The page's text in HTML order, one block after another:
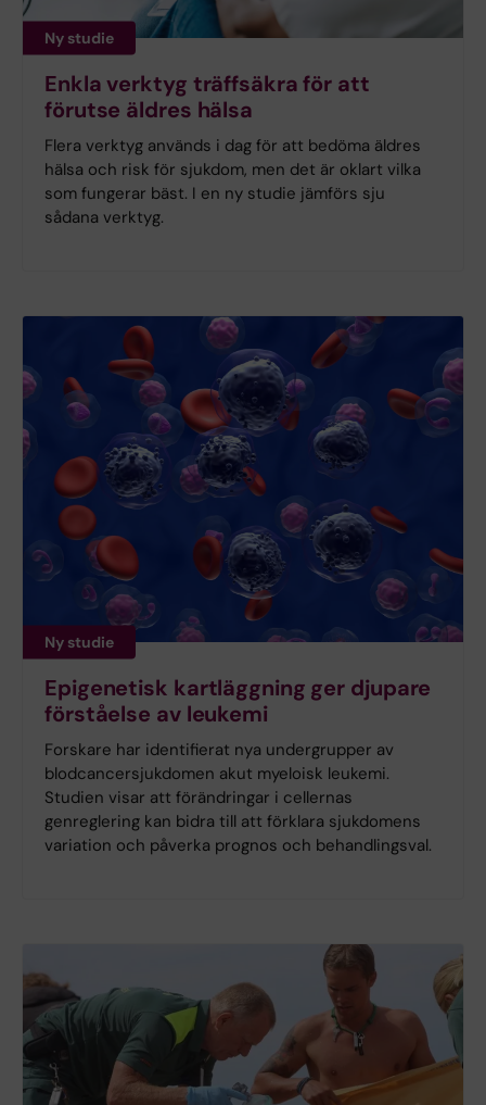
Ny studie
Enkla verktyg träffsäkra för att
förutse äldres hälsa
Flera verktyg används i dag för att bedöma äldres
hälsa och risk för sjukdom, men det är oklart vilka
som fungerar bäst. I en ny studie jämförs sju
sådana verktyg.
Ny studie
Epigenetisk kartläggning ger djupare
förståelse av leukemi
Forskare har identifierat nya undergrupper av
blodcancersjukdomen akut myeloisk leukemi.
Studien visar att förändringar i cellernas
genreglering kan bidra till att förklara sjukdomens
variation och påverka prognos och behandlingsval.